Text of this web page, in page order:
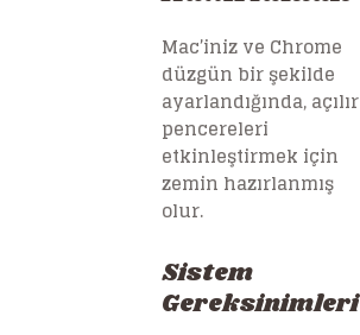
Mac’iniz ve Chrome
düzgün bir şekilde
ayarlandığında, açılır
pencereleri
etkinleştirmek için
zemin hazırlanmış
olur.
Sistem
Gereksinimleri